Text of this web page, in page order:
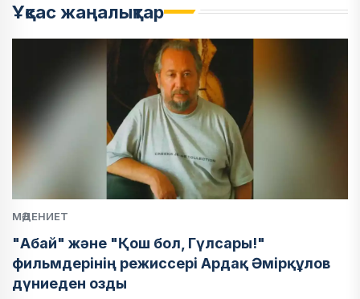
Ұқсас жаңалықтар
МӘДЕНИЕТ
"Абай" және "Қош бол, Гүлсары!"
фильмдерінің режиссері Ардақ Әмірқұлов
дүниеден озды